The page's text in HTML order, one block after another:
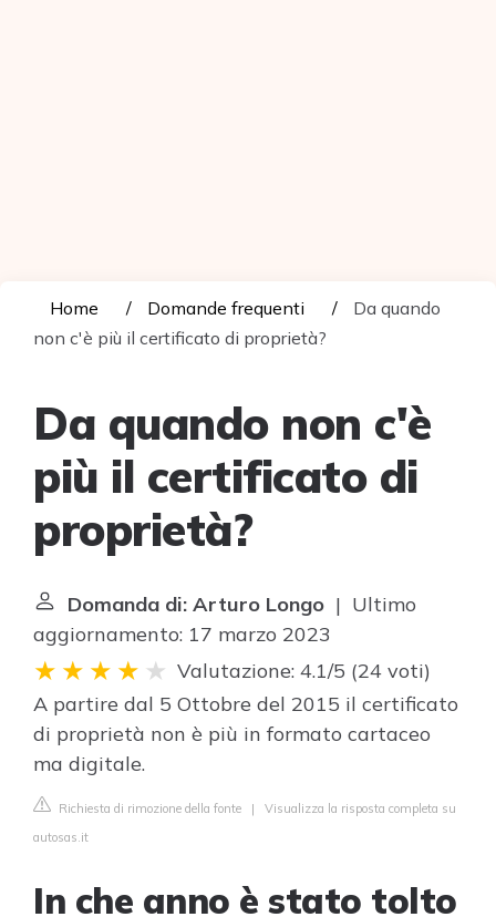
Home Domande frequenti
Da quando
non c'è più il certificato di proprietà?
Da quando non c'è
più il certificato di
proprietà?
Domanda di: Arturo Longo | Ultimo
aggiornamento: 17 marzo 2023
Valutazione: 4.1/5 (24 voti)
A partire dal 5 Ottobre del 2015 il certificato
di proprietà non è più in formato cartaceo
ma digitale.
Richiesta di rimozione della fonte | Visualizza la risposta completa su
autosas.it
In che anno è stato tolto